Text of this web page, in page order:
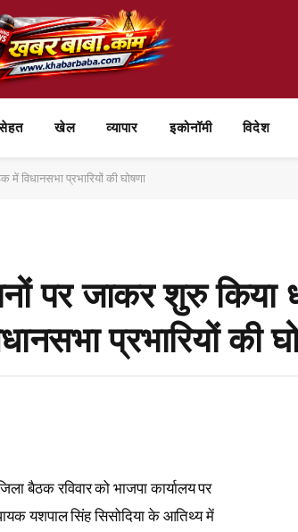
खेल व्यापार ⁠इकोनॉमी विदेश
विधानसभा प्रभारियों की घोषणा
पर जाकर शुरु किया
प्रभारियों की
बैठक रविवार को भाजपा कार्यालय पर
यशपाल सिंह सिसोदिया के आतिथ्य में